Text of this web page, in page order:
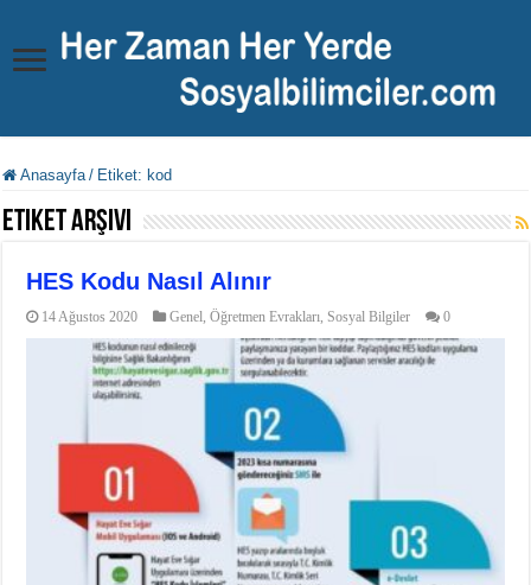
Anasayfa / Etiket:kod
Etiket Arşivi
HES Kodu Nasıl Alınır
14 Ağustos 2020 Genel ,Öğretmen Evrakları Sosyal Bilgiler 0